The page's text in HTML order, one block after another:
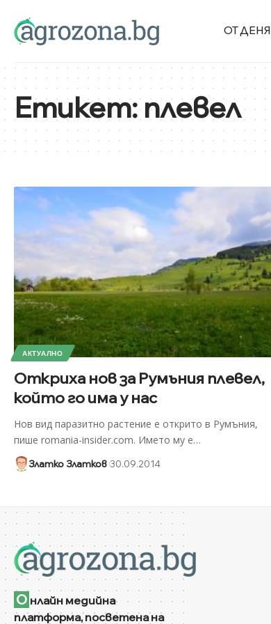
ОТ ДЕНЯ
Етикет:плевел
АКТУАЛНО
Откриха нов за Румъния плевел,
който го има у нас
Нов вид паразитно растение е открито в Румъния,
пише romania-insider.com. Името му е…
Златко Златков 30.09.2014
О нлайн медийна
платформа, посветена на